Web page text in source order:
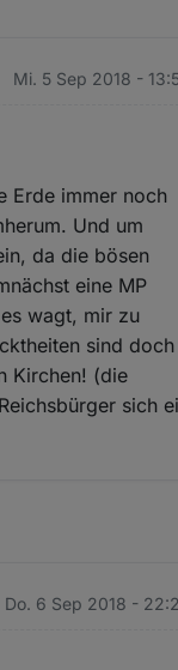
Mi. 5 Sep 2018 -
Erde immer noch
Und um
da die bösen
eine MP
wagt, mir zu
sind doch
Kirchen! (die
sich
Do. 6 Sep 2018 -